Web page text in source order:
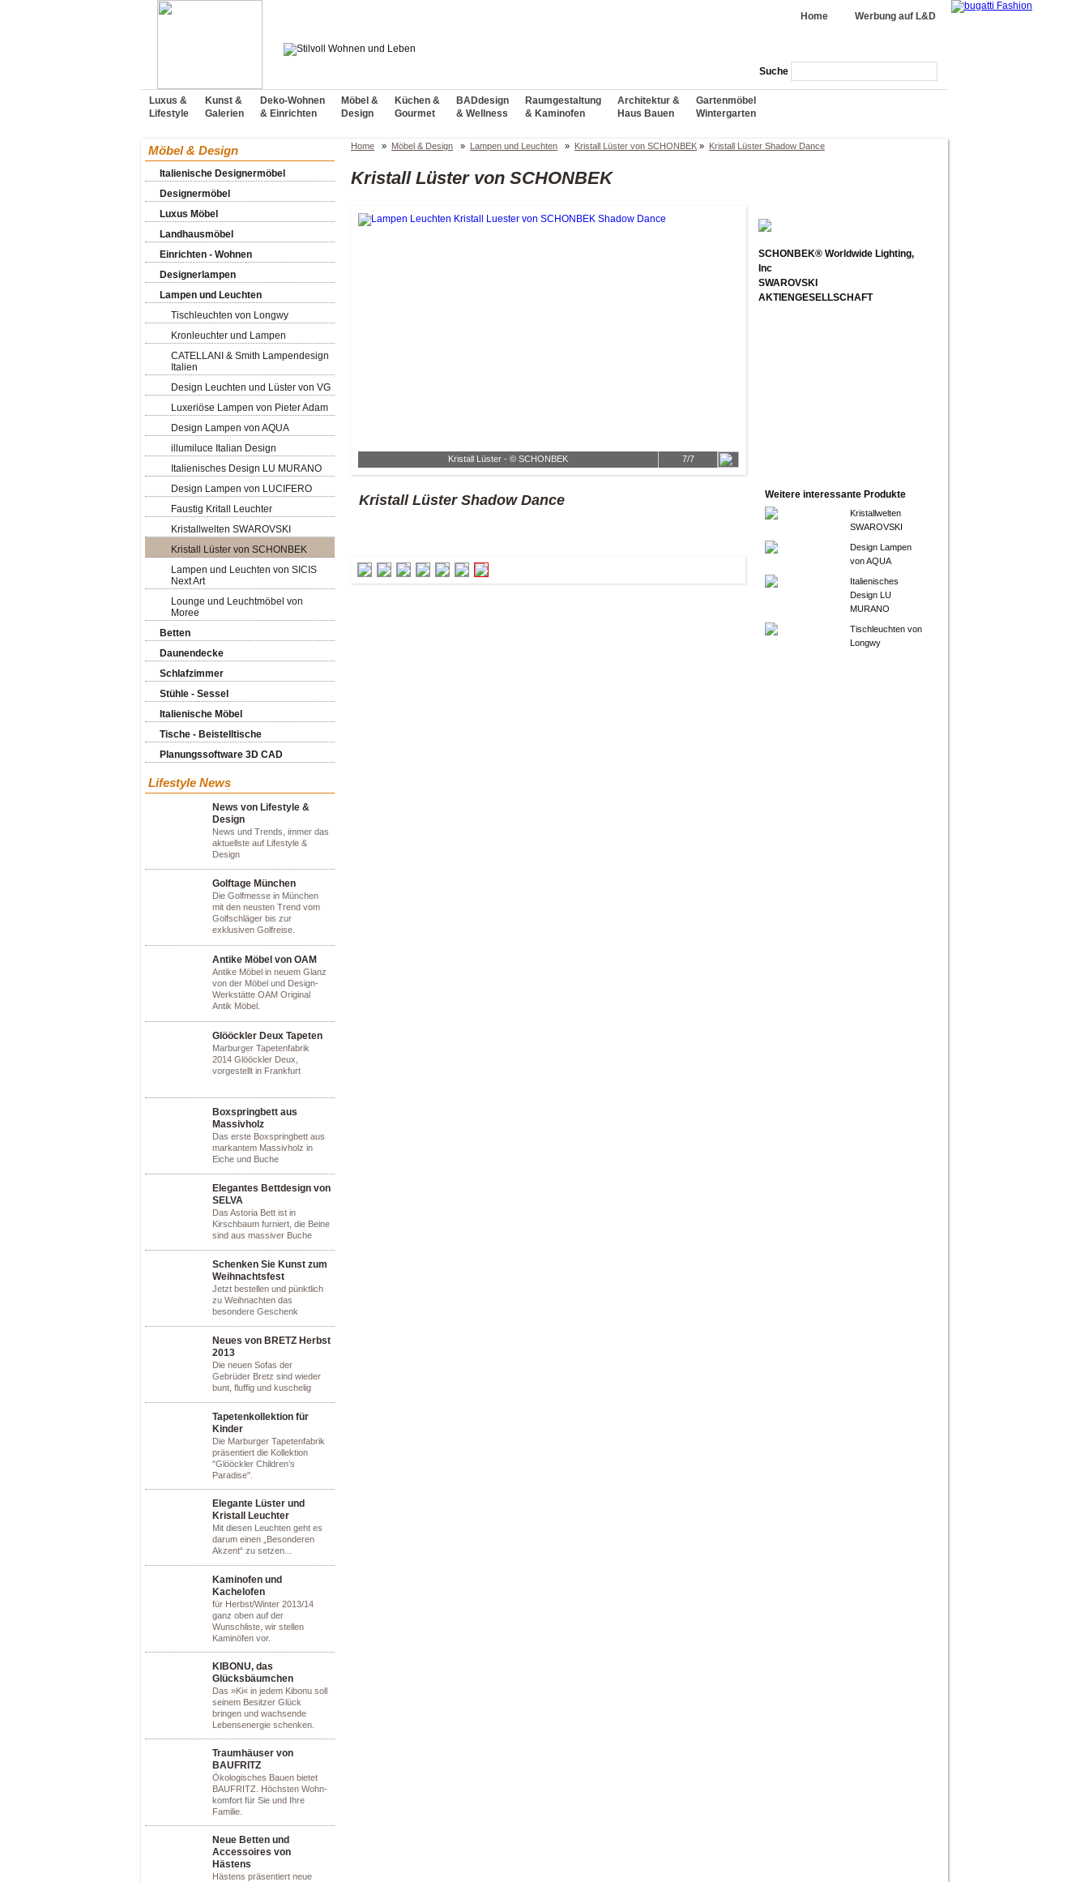
Home Werbung auf L&D
Suche
Luxus &
Lifestyle
Kunst &
Galerien
Deko-Wohnen
& Einrichten
Möbel &
Design
Küchen &
Gourmet
BADdesign
& Wellness
Raumgestaltung
& Kaminofen
Architektur &
Haus Bauen
Gartenmöbel
Wintergarten
Möbel & Design
Italienische Designermöbel
Designermöbel
Luxus Möbel
Landhausmöbel
Einrichten - Wohnen
Designerlampen
Lampen und Leuchten
Tischleuchten von Longwy
Kronleuchter und Lampen
CATELLANI & Smith Lampendesign
Italien
Design Leuchten und Lüster von VG
Luxeriöse Lampen von Pieter Adam
Design Lampen von AQUA
illumiluce Italian Design
Italienisches Design LU MURANO
Design Lampen von LUCIFERO
Faustig Kritall Leuchter
Kristallwelten SWAROVSKI
Kristall Lüster von SCHONBEK
Lampen und Leuchten von SICIS
Next Art
Lounge und Leuchtmöbel von
Moree
Betten
Daunendecke
Schlafzimmer
Stühle - Sessel
Italienische Möbel
Tische - Beistelltische
Planungssoftware 3D CAD
Lifestyle News
News von Lifestyle &
Design
News und Trends, immer das
aktuellste auf Lifestyle &
Design
Golftage München
Die Golfmesse in München
mit den neusten Trend vom
Golfschläger bis zur
exklusiven Golfreise.
Antike Möbel von OAM
Antike Möbel in neuem Glanz
von der Möbel und Design-
Werkstätte OAM Original
Antik Möbel.
Glööckler Deux Tapeten
Marburger Tapetenfabrik
2014 Glööckler Deux,
vorgestellt in Frankfurt
Boxspringbett aus
Massivholz
Das erste Boxspringbett aus
markantem Massivholz in
Eiche und Buche
Elegantes Bettdesign von
SELVA
Das Astoria Bett ist in
Kirschbaum furniert, die Beine
sind aus massiver Buche
Schenken Sie Kunst zum
Weihnachtsfest
Jetzt bestellen und pünktlich
zu Weihnachten das
besondere Geschenk
Neues von BRETZ Herbst
2013
Die neuen Sofas der
Gebrüder Bretz sind wieder
bunt, fluffig und kuschelig
Tapetenkollektion für
Kinder
Die Marburger Tapetenfabrik
präsentiert die Kollektion
"Glööckler Children’s
Paradise".
Elegante Lüster und
Kristall Leuchter
Mit diesen Leuchten geht es
darum einen „Besonderen
Akzent“ zu setzen...
Kaminofen und
Kachelofen
für Herbst/Winter 2013/14
ganz oben auf der
Wunschliste, wir stellen
Kaminöfen vor.
KIBONU, das
Glücksbäumchen
Das »Ki« in jedem Kibonu soll
seinem Besitzer Glück
bringen und wachsende
Lebensenergie schenken.
Traumhäuser von
BAUFRITZ
Ökologisches Bauen bietet
BAUFRITZ. Höchsten Wohn-
komfort für Sie und Ihre
Familie.
Neue Betten und
Accessoires von
Hästens
Hästens präsentiert neue
Home » Möbel & Design » Lampen und Leuchten » Kristall Lüster von SCHONBEK » Kristall Lüster Shadow Dance
Kristall Lüster von SCHONBEK
Kristall Lüster - © SCHONBEK 7/7
Kristall Lüster Shadow Dance
SCHONBEK® Worldwide Lighting,
Inc
SWAROVSKI
AKTIENGESELLSCHAFT
Weitere interessante Produkte
Kristallwelten
SWAROVSKI
Design Lampen
von AQUA
Italienisches
Design LU
MURANO
Tischleuchten von
Longwy